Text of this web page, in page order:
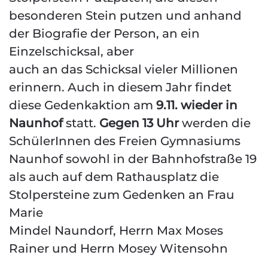
besonderen Stein putzen und anhand
der Biografie der Person, an ein
Einzelschicksal, aber
auch an das Schicksal vieler Millionen
erinnern. Auch in diesem Jahr findet
diese Gedenkaktion am 9.11. wieder in
Naunhofstatt. Gegen 13 Uhrwerden die
SchülerInnen des Freien Gymnasiums
Naunhof sowohl in der Bahnhofstraße 19
als auch auf dem Rathausplatz die
Stolpersteine zum Gedenken an Frau
Marie
Mindel Naundorf, Herrn Max Moses
Rainer und Herrn Mosey Witensohn